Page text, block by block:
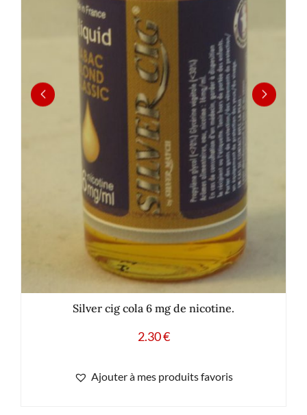
Silver cig cola 6 mg de nicotine.
2.30€
Ajouter à mes produits favoris